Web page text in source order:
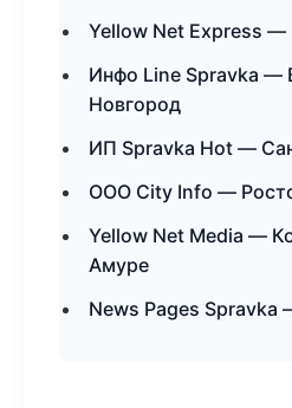
Yellow Net Express —
Инфо Line Spravka —
Новгород
ИП Spravka Hot —
ООО City Info —
Yellow Net Media —
Амуре
News Pages Spravka